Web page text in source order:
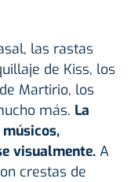
las rastas
de Kiss, los
Martirio, los
más. La
visualmente. A
crestas de